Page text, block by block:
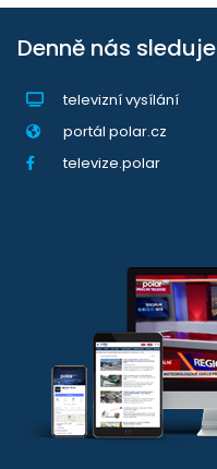
Denně nás sleduje
televizní vysílání
portál polar.cz
televize.polar